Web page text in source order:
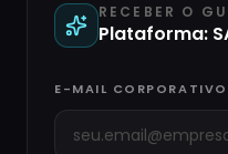
RECEBER O
Plataforma:
E-MAIL